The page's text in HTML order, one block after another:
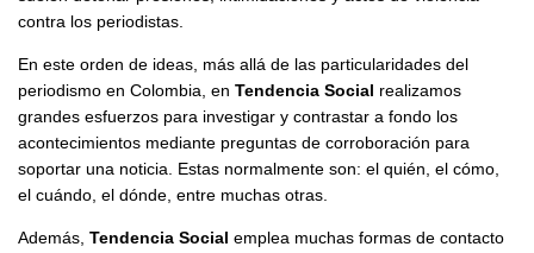
contra los periodistas.
En este orden de ideas, más allá de las particularidades del
periodismo en Colombia, en Tendencia Social realizamos
grandes esfuerzos para investigar y contrastar a fondo los
acontecimientos mediante preguntas de corroboración para
soportar una noticia. Estas normalmente son: el quién, el cómo,
el cuándo, el dónde, entre muchas otras.
Además, Tendencia Social emplea muchas formas de contacto